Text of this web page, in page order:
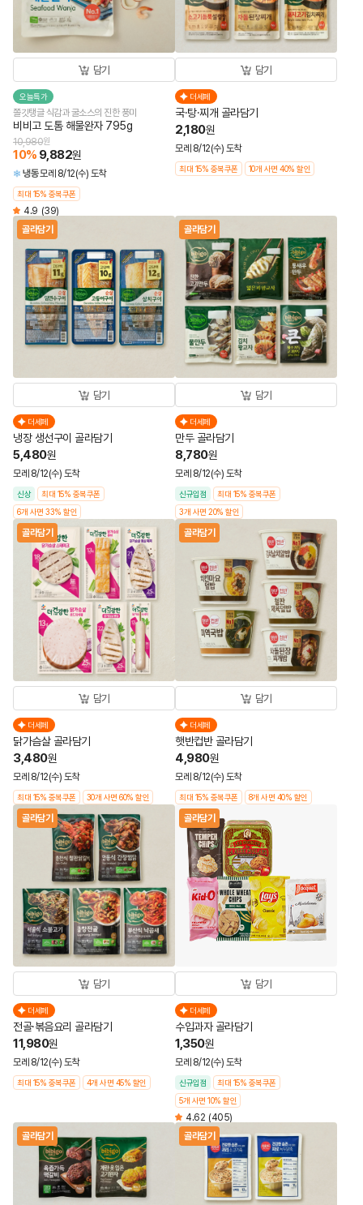
담기
오늘특가
쫄깃탱글 식감과 굴소스의 진한 풍미
비비고 도톰 해물완자 795g
10,980원
10% 9,882원
냉동모레 8/12(수) 도착
최대 15% 중복쿠폰
4.9 (39)
담기
더세페
국·탕·찌개 골라담기
2,180원
모레 8/12(수) 도착
최대 15% 중복쿠폰 10개 사면 40% 할인
골라담기
담기
더세페
냉장 생선구이 골라담기
5,480원
모레 8/12(수) 도착
신상
최대 15% 중복쿠폰
6개 사면 33% 할인
골라담기
담기
더세페
만두 골라담기
8,780원
모레 8/12(수) 도착
신규입점
최대 15% 중복쿠폰
3개 사면 20% 할인
골라담기
담기
더세페
닭가슴살 골라담기
3,480원
모레 8/12(수) 도착
최대 15% 중복쿠폰 30개 사면 60% 할인
골라담기
담기
더세페
햇반컵반 골라담기
4,980원
모레 8/12(수) 도착
최대 15% 중복쿠폰 8개 사면 40% 할인
골라담기
담기
더세페
전골·볶음요리 골라담기
11,980원
모레 8/12(수) 도착
최대 15% 중복쿠폰 4개 사면 45% 할인
골라담기
담기
더세페
수입과자 골라담기
1,350원
모레 8/12(수) 도착
신규입점
최대 15% 중복쿠폰
5개 사면 10% 할인
4.62 (405)
골라담기
골라담기